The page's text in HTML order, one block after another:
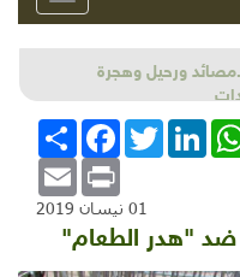
ورحيل وهجرة
انشر
FacebookTwitterLinkedIn
Email Print
01 نيسان 2019
ضد "هدر الطعام"